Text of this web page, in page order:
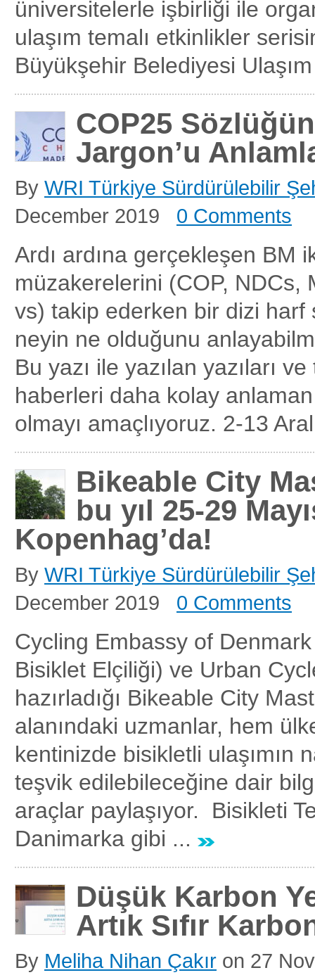
üniversitelerle işbirliği ile
ulaşım temalı etkinlikler
Büyükşehir Belediyesi
COP25
Jargon’u
By WRI Türkiye Sürdürülebilir
December 2019
0 Comments
Ardı ardına gerçekleşen BM
müzakerelerini (COP, NDCs,
vs) takip ederken bir dizi harf
neyin ne olduğunu
Bu yazı ile yazılan yazıları
haberleri daha kolay
olmayı amaçlıyoruz. 2-13
Bikeable City
bu yıl 25-29
Kopenhag’da!
By WRI Türkiye Sürdürülebilir
December 2019
0 Comments
Cycling Embassy of
Bisiklet Elçiliği) ve Urban
hazırladığı Bikeable City
alanındaki uzmanlar, hem
kentinizde bisikletli ulaşımın
teşvik edilebileceğine dair
araçlar paylaşıyor. Bisikleti
Danimarka gibi ...
Düşük Karbon
Artık Sıfır
By Meliha Nihan Çakır on 27